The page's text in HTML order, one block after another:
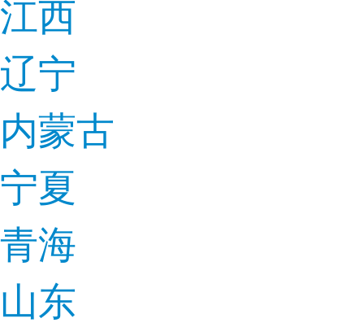
江西
辽宁
内蒙古
宁夏
青海
山东